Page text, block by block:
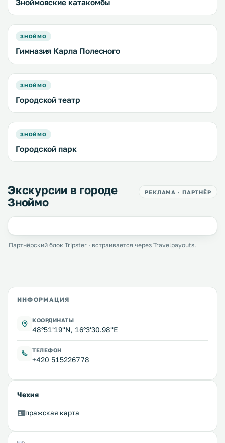
Зноймовские катакомбы
ЗНОЙМО
Гимназия Карла Полесного
ЗНОЙМО
Городской театр
ЗНОЙМО
Городской парк
Экскурсии в городе
Зноймо
РЕКЛАМА · ПАРТНЁР
Партнёрский блок Tripster · встраивается через Travelpayouts.
ИНФОРМАЦИЯ
КООРДИНАТЫ
48°51'19''N, 16°3'30.98''E
ТЕЛЕФОН
+420 515226778
Чехия
пражская карта